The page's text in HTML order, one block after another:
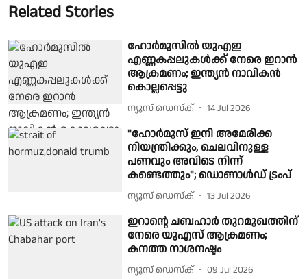
Related Stories
ഹോർമുസിൽ യുഎഇ
എണ്ണകപ്പലുകൾക്ക് നേരെ ഇറാൻ
ആക്രമണം; ഇന്ത്യൻ നാവികൻ
കൊല്ലപ്പെട്ടു
ന്യൂസ് ഡെസ്ക് 14 Jul 2026
"ഹോർമുസ് ഇനി അമേരിക്ക
നിയന്ത്രിക്കും, ചെലവിനുള്ള
പണവും അവിടെ നിന്ന്
കണ്ടെത്തും"; ഡൊണാൾഡ് ട്രംപ്
ന്യൂസ് ഡെസ്ക് 13 Jul 2026
ഇറാൻ്റെ ചബഹാർ തുറമുഖത്തിന്
നേരെ യുഎസ് ആക്രമണം;
കനത്ത നാശനഷ്ടം
ന്യൂസ് ഡെസ്ക് 09 Jul 2026